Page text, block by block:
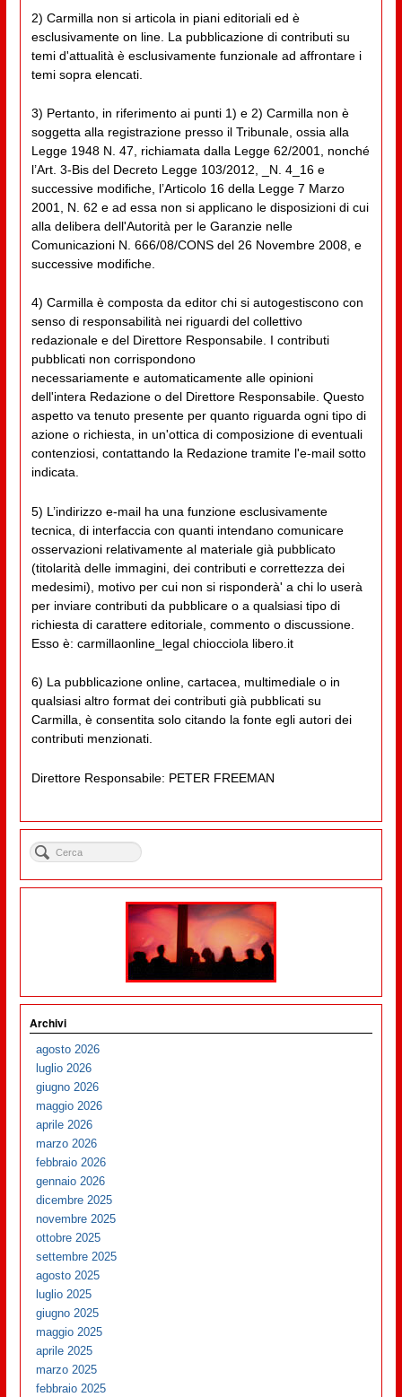
2) Carmilla non si articola in piani editoriali ed è
esclusivamente on line. La pubblicazione di contributi su
temi d'attualità è esclusivamente funzionale ad affrontare i
temi sopra elencati.
3) Pertanto, in riferimento ai punti 1) e 2) Carmilla non è
soggetta alla registrazione presso il Tribunale, ossia alla
Legge 1948 N. 47, richiamata dalla Legge 62/2001, nonché
l’Art. 3-Bis del Decreto Legge 103/2012, _N. 4_16 e
successive modifiche, l’Articolo 16 della Legge 7 Marzo
2001, N. 62 e ad essa non si applicano le disposizioni di cui
alla delibera dell'Autorità per le Garanzie nelle
Comunicazioni N. 666/08/CONS del 26 Novembre 2008, e
successive modifiche.
4) Carmilla è composta da editor chi si autogestiscono con
senso di responsabilità nei riguardi del collettivo
redazionale e del Direttore Responsabile. I contributi
pubblicati non corrispondono
necessariamente e automaticamente alle opinioni
dell'intera Redazione o del Direttore Responsabile. Questo
aspetto va tenuto presente per quanto riguarda ogni tipo di
azione o richiesta, in un'ottica di composizione di eventuali
contenziosi, contattando la Redazione tramite l'e-mail sotto
indicata.
5) L’indirizzo e-mail ha una funzione esclusivamente
tecnica, di interfaccia con quanti intendano comunicare
osservazioni relativamente al materiale già pubblicato
(titolarità delle immagini, dei contributi e correttezza dei
medesimi), motivo per cui non si risponderà' a chi lo userà
per inviare contributi da pubblicare o a qualsiasi tipo di
richiesta di carattere editoriale, commento o discussione.
Esso è: carmillaonline_legal chiocciola libero.it
6) La pubblicazione online, cartacea, multimediale o in
qualsiasi altro format dei contributi già pubblicati su
Carmilla, è consentita solo citando la fonte egli autori dei
contributi menzionati.
Direttore Responsabile: PETER FREEMAN
Archivi
agosto 2026
luglio 2026
giugno 2026
maggio 2026
aprile 2026
marzo 2026
febbraio 2026
gennaio 2026
dicembre 2025
novembre 2025
ottobre 2025
settembre 2025
agosto 2025
luglio 2025
giugno 2025
maggio 2025
aprile 2025
marzo 2025
febbraio 2025